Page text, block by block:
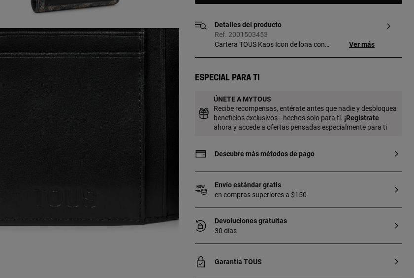
Detalles del producto
Ref. 2001503453
Cartera TOUS Kaos Icon de lona con
presión. Bolsillo exterior abierto. En el
tarjetas, un bolsillo con botón para
monedas y un compartimento para
billetes. Medidas (alto x ancho x fondo):
11 x 12 x 3,7 cm. Si quieres tu grabado en
diferente formato ponte en contacto con
personal shopper: 900 777 900
Ver más
Especial para ti
ÚNETE A MYTOUS
Recibe recompensas, entérate antes que nadie y desbloquea
beneficios exclusivos—hechos solo para ti. ¡Regístrate
ahora y accede a ofertas pensadas especialmente para ti
Descubre más métodos de pago
Envío estándar gratis
en compras superiores a $150
Devoluciones gratuitas
30 días
Garantía TOUS